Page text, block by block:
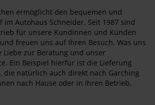
ermöglicht den bequemen und
im Autohaus Schneider. Seit 1987 sind
für unsere Kundinnen und Kunden
freuen uns auf Ihren Besuch. Was uns
Liebe zur Beratung und unser
Ein Beispiel hierfür ist die Lieferung
die natürlich auch direkt nach Garching
nach Hause oder in Ihren Betrieb,